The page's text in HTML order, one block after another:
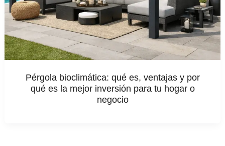
Pérgola bioclimática: qué es, ventajas y por
qué es la mejor inversión para tu hogar o
negocio